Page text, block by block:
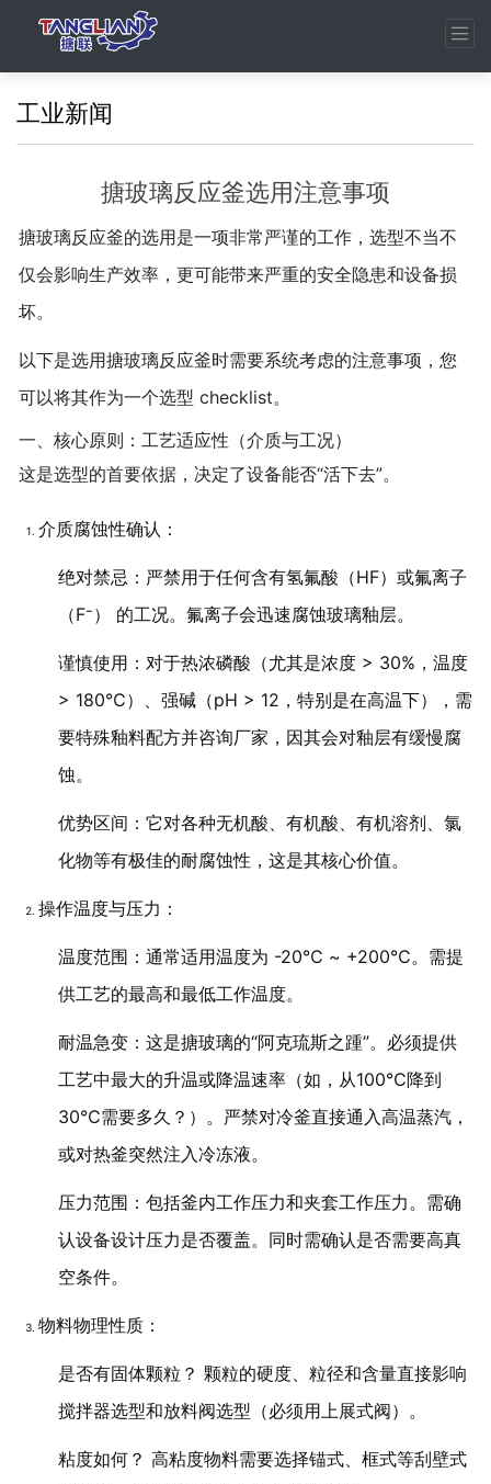
工业新闻
搪玻璃反应釜选用注意事项
搪玻璃反应釜的选用是一项非常严谨的工作，选型不当不
仅会影响生产效率，更可能带来严重的安全隐患和设备损
坏。
以下是选用搪玻璃反应釜时需要系统考虑的注意事项，您
可以将其作为一个选型 checklist。
一、核心原则：工艺适应性（介质与工况）
这是选型的首要依据，决定了设备能否“活下去”。
介质腐蚀性确认：
绝对禁忌：严禁用于任何含有氢氟酸（HF）或氟离子
（F⁻） 的工况。氟离子会迅速腐蚀玻璃釉层。
谨慎使用：对于热浓磷酸（尤其是浓度 > 30%，温度
> 180℃）、强碱（pH > 12，特别是在高温下），需
要特殊釉料配方并咨询厂家，因其会对釉层有缓慢腐
蚀。
优势区间：它对各种无机酸、有机酸、有机溶剂、氯
化物等有极佳的耐腐蚀性，这是其核心价值。
操作温度与压力：
温度范围：通常适用温度为 -20℃ ~ +200℃。需提
供工艺的最高和最低工作温度。
耐温急变：这是搪玻璃的“阿克琉斯之踵”。必须提供
工艺中最大的升温或降温速率（如，从100℃降到
30℃需要多久？）。严禁对冷釜直接通入高温蒸汽，
或对热釜突然注入冷冻液。
压力范围：包括釜内工作压力和夹套工作压力。需确
认设备设计压力是否覆盖。同时需确认是否需要高真
空条件。
物料物理性质：
是否有固体颗粒？ 颗粒的硬度、粒径和含量直接影响
搅拌器选型和放料阀选型（必须用上展式阀）。
粘度如何？ 高粘度物料需要选择锚式、框式等刮壁式